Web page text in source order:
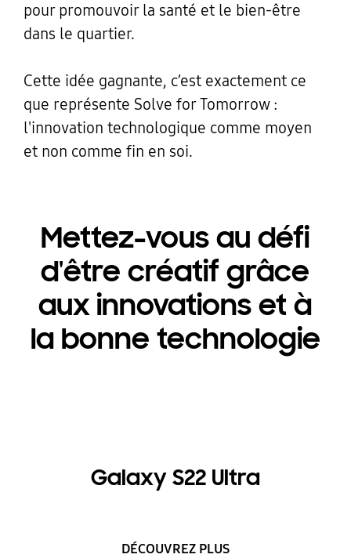
pour promouvoir la santé et le bien-être
dans le quartier.
Cette idée gagnante, c’est exactement ce
que représente Solve for Tomorrow :
l'innovation technologique comme moyen
et non comme fin en soi.
Mettez-vous au défi
d'être créatif grâce
aux innovations et à
la bonne technologie
Galaxy S22 Ultra
DÉCOUVREZ PLUS